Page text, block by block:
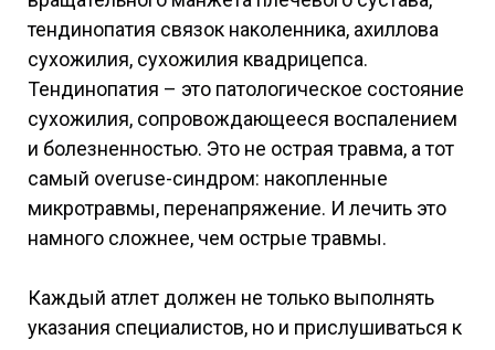
тендинопатия связок наколенника, ахиллова
сухожилия, сухожилия квадрицепса.
Тендинопатия – это патологическое состояние
сухожилия, сопровождающееся воспалением
и болезненностью. Это не острая травма, а тот
самый overuse-синдром: накопленные
микротравмы, перенапряжение. И лечить это
намного сложнее, чем острые травмы.
Каждый атлет должен не только выполнять
указания специалистов, но и прислушиваться к